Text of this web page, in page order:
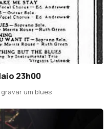
23h00
um blues